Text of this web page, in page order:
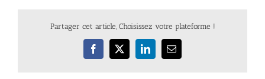
Partager cet article, Choisissez votre plateforme !
Facebook
X LinkedInEmail